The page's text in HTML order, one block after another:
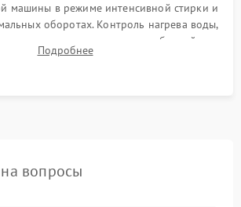
машины в режиме интенсивной стирки и
оборотах. Контроль нагрева воды,
слива, отсутствия излишних вибраций,
стуков и протечек под корпусом.
Подробнее
вопросы